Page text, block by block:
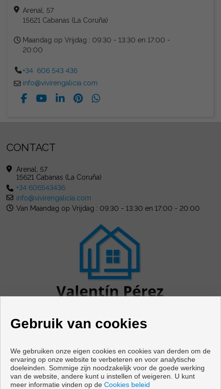
Arenal, 57
15621 Cabanas (La Coruña)
Maandag op Vrijdag : 09:30 - 13:30 en 17:00 -
20:00
+34 606 543 436
info@vivirengalicia.com
CONTACT
Arenal, 57
15621 Cabanas (La Coruña)
+34 606543436
info@vivirengalicia.com
Van Maandag op Vrijdag : 09:30 - 13:30 en 17:00 - 20:00
Woningen en huizen te koop in Cabanas
Gebruik van cookies
We gebruiken onze eigen cookies en cookies van derden om de
ervaring op onze website te verbeteren en voor analytische
doeleinden. Sommige zijn noodzakelijk voor de goede werking
van de website, andere kunt u instellen of weigeren. U kunt
meer informatie vinden op de Cookies beleid